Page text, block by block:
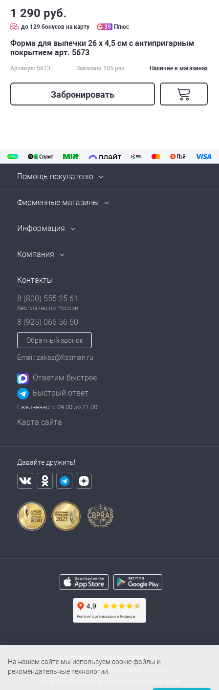
1 290 руб.
до 129 бонусов на карту 39 Плюс
Форма для выпечки 26 х 4,5 см с антипригарным
покрытием арт. 5673
Артикул: 5673 Заказали 105 раз Наличие в магазинах
Забронировать
Помощь покупателю
Фирменные магазины
Информация
Компания
Контакты
8 (800) 555 25 61
бесплатно по России
8 (925) 066 56 50
Обратный звонок
Email: zakaz@fissman.ru
Ответим быстрее
Быстрый ответ
Ежедневно: с 09:00 до 21:00
Карта сайта
Давайте дружить!
Все товары сертифицированы.
FISSMAN® и ФИССМАН® являются
На нашем сайте мы используем cookie-файлы и
рекомендательные технологии.